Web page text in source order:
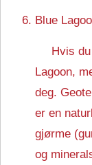
Blue
Hvis
Lagoon,
deg.
er en
gjørme
og